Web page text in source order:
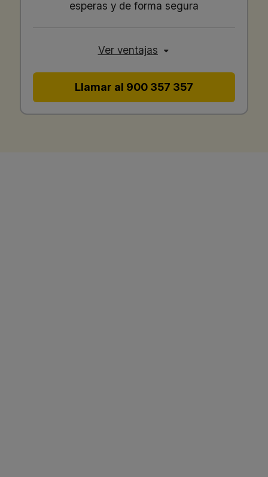
esperas y de forma segura
Ver ventajas
Llamar al 900 357 357